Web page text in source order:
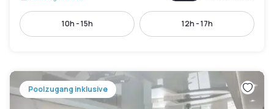
10h - 15h 12h - 17h
Poolzugang inklusive